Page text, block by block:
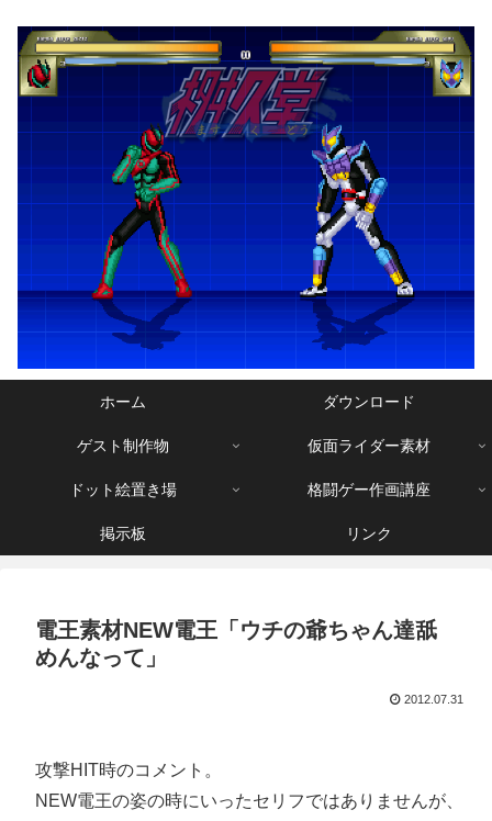
ホーム ダウンロード
ゲスト制作物 仮面ライダー素材
ドット絵置き場 格闘ゲー作画講座
掲示板 リンク
電王素材NEW電王「ウチの爺ちゃん達舐
めんなって」
2012.07.31
攻撃HIT時のコメント。
NEW電王の姿の時にいったセリフではありませんが、